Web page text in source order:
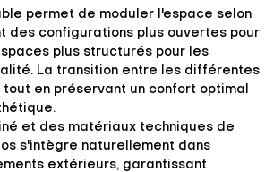
permet de moduler l'espace selon
des configurations plus ouvertes pour
plus structurés pour les
La transition entre les différentes
en préservant un confort optimal
et des matériaux techniques de
s'intègre naturellement dans
extérieurs, garantissant